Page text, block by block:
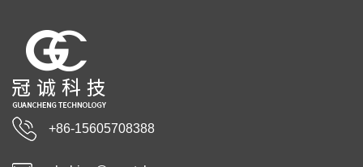
+86-15605708388